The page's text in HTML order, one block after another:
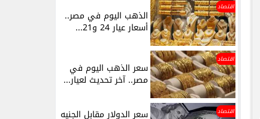
اقتصاد
الذهب اليوم في مصر..
أسعار عيار 24 و21...
اقتصاد
سعر الذهب اليوم في
مصر.. آخر تحديث لعيار...
اقتصاد سعر الدولار مقابل الجنيه